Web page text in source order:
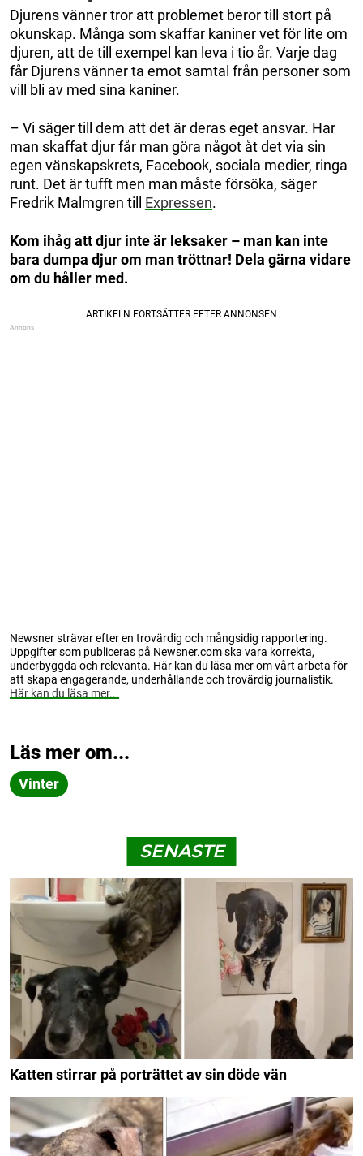
Djurens vänner tror att problemet beror till stort på
okunskap. Många som skaffar kaniner vet för lite om
djuren, att de till exempel kan leva i tio år. Varje dag
får Djurens vänner ta emot samtal från personer som
vill bli av med sina kaniner.
– Vi säger till dem att det är deras eget ansvar. Har
man skaffat djur får man göra något åt det via sin
egen vänskapskrets, Facebook, sociala medier, ringa
runt. Det är tufft men man måste försöka, säger
Fredrik Malmgren till Expressen.
Kom ihåg att djur inte är leksaker – man kan inte
bara dumpa djur om man tröttnar! Dela gärna vidare
om du håller med.
Newsner strävar efter en trovärdig och mångsidig rapportering.
Uppgifter som publiceras på Newsner.com ska vara korrekta,
underbyggda och relevanta. Här kan du läsa mer om vårt arbeta för
att skapa engagerande, underhållande och trovärdig journalistik.
Här kan du läsa mer...
Läs mer om...
Vinter
SENASTE
Katten stirrar på porträttet av sin döde vän